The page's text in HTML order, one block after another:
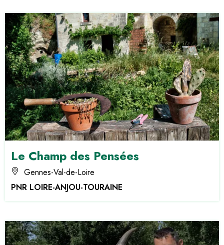
Le Champ des Pensées
Gennes-Val-de-Loire
PNR LOIRE-ANJOU-TOURAINE